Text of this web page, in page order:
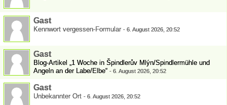
Gast
Kennwort vergessen-Formular - 6. August 2026, 20:52
Gast
Blog-Artikel „1 Woche in Špindlerův Mlýn/Spindlermühle und
Angeln an der Labe/Elbe“ - 6. August 2026, 20:52
Gast
Unbekannter Ort - 6. August 2026, 20:52